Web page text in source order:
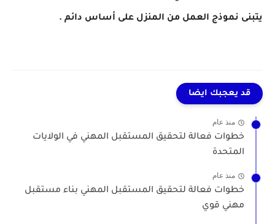
يتبنى نموذج العمل من المنزل على أساس دائم .
قد يعجبك ايضا
منذ عام
خطوات فعالة لتحقيق المستقبل المهني في الولايات
المتحدة
منذ عام
خطوات فعالة لتحقيق المستقبل المهني بناء مستقبل
مهني قوي